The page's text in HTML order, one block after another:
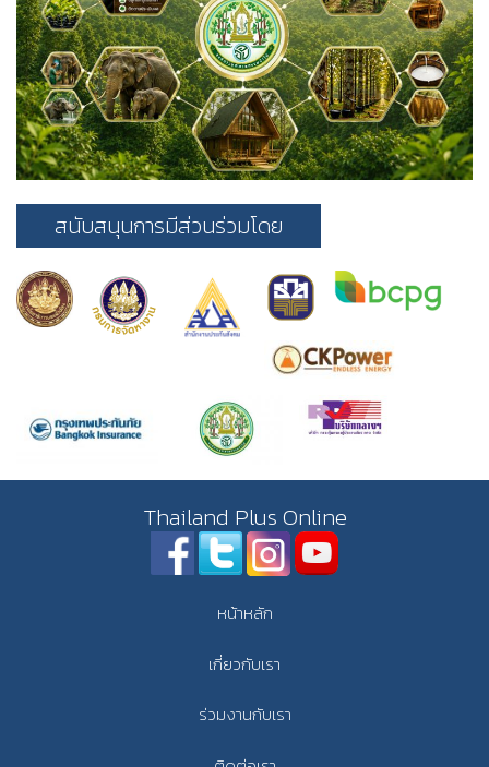
สนับสนุนการมีส่วนร่วมโดย
Thailand Plus Online
หน้าหลัก
เกี่ยวกับเรา
ร่วมงานกับเรา